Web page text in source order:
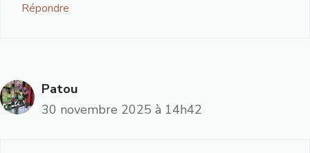
Répondre
Patou
30 novembre 2025 à 14h42